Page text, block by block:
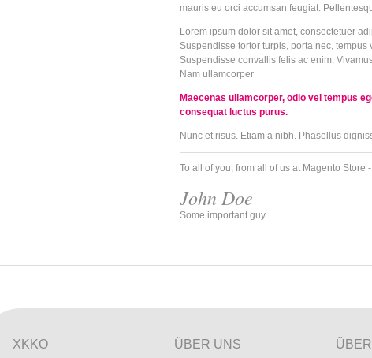
mauris eu orci accumsan feugiat.
Lorem ipsum dolor sit amet, consectetuer
Suspendisse tortor turpis, porta nec, tempus
Suspendisse convallis felis ac enim.
Nam ullamcorper
Maecenas ullamcorper, odio vel tempus
consequat luctus purus.
Nunc et risus. Etiam a nibh. Phasellus
To all of you, from all of us at Magento
John Doe
Some important guy
XKKO ÜBER UNS